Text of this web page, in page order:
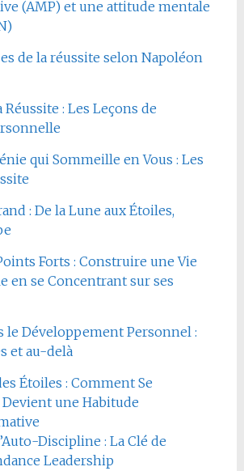
(AMP) et une attitude mentale
de la réussite selon Napoléon
Réussite : Les Leçons de
qui Sommeille en Vous : Les
: De la Lune aux Étoiles,
Forts : Construire une Vie
en se Concentrant sur ses
le Développement Personnel :
et au-delà
Étoiles : Comment Se
Devient une Habitude
Discipline : La Clé de
Leadership